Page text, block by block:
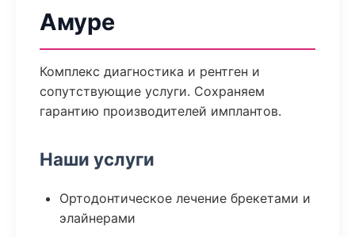
Амуре
Комплекс диагностика и рентген и
сопутствующие услуги. Сохраняем
гарантию производителей имплантов.
Наши услуги
Ортодонтическое лечение брекетами и
элайнерами